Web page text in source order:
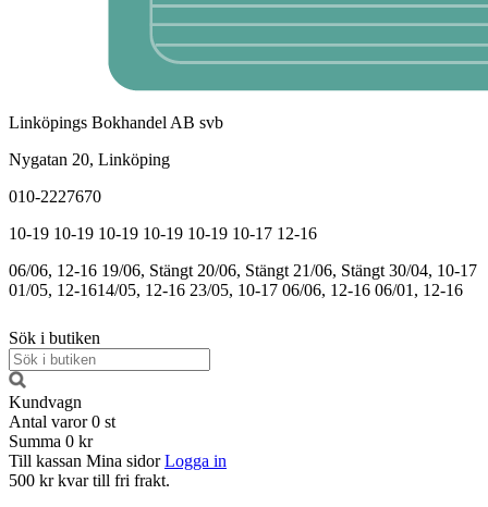
Linköpings Bokhandel AB svb
Nygatan 20, Linköping
010-2227670
10-19 10-19 10-19 10-19 10-19 10-17 12-16
06/06, 12-16 19/06, Stängt 20/06, Stängt 21/06, Stängt 30/04, 10-17
01/05, 12-1614/05, 12-16 23/05, 10-17 06/06, 12-16 06/01, 12-16
Sök i butiken
Kundvagn
Antal varor 0 st
Summa 0 kr
Till kassan Mina sidor Logga in
500 kr kvar till fri frakt.